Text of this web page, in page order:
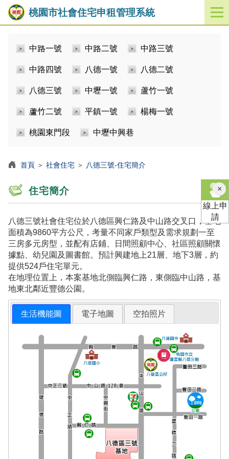
桃園市社會住宅申租管理系統
開
啟
中路一號 中路二號 中路三號
中路四號 八德一號 八德二號
八德三號 中壢一號 蘆竹一號
蘆竹二號 平鎮一號 楊梅一號
桃園東門段 中壢中興巷
首頁 ＞ 社會住宅 ＞ 八德三號-住宅簡介
住宅簡介
八德三號社會住宅位於八德區興仁路及中山路交叉口，基地
面積為9860平方公尺，考量不同家戶類型及需求規劃一至
三房多元房型，並配有店鋪、日間照顧中心、社區照顧關懷
據點、幼兒園及圖書館。預計興建地上21層、地下3層，約
提供524戶住宅單元。
在地理位置上，本案基地北側臨興仁路，東側臨中山路，基
地東北鄰近豐德公園。
生活機能圖 電子地圖 空拍照片
×關
閉
線上申
請